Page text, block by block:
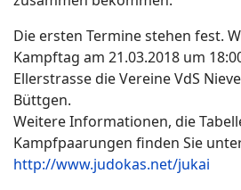
Die ersten Termine stehen fest.
Kampftag am 21.03.2018 um
Ellerstrasse die Vereine VdS
Büttgen.
Weitere Informationen, die
Kampfpaarungen finden Sie
http://www.judokas.net/jukai